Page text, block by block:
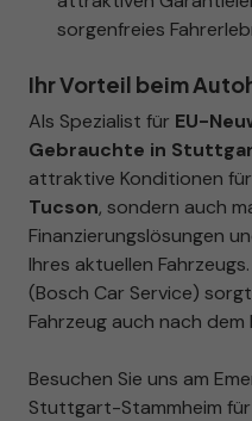
sorgenfreies
Ihr Vorteil beim
Als Spezialist für EU-
Gebrauchte in
attraktive Konditionen
Tucson, sondern auch
Finanzierungslösungen
Ihres aktuellen
(Bosch Car Service)
Fahrzeug auch nach
Besuchen Sie uns am
Stuttgart-Stammheim